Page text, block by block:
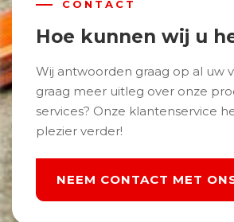
CONTACT
Hoe kunnen wij u
Wij antwoorden graag op al uw
graag meer uitleg over onze
services? Onze klantenservice
plezier verder!
NEEM CONTACT MET